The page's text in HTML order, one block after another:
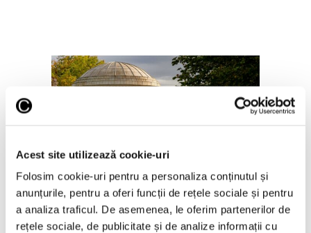
Acest site utilizează cookie-uri
Folosim cookie-uri pentru a personaliza conținutul și
anunțurile, pentru a oferi funcții de rețele sociale și pentru
a analiza traficul. De asemenea, le oferim partenerilor de
rețele sociale, de publicitate și de analize informații cu
Palatul Versailles
4 August 2026